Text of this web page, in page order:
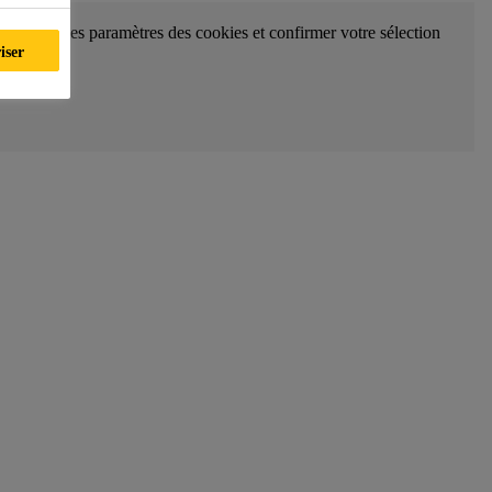
dans les paramètres des cookies et confirmer votre sélection